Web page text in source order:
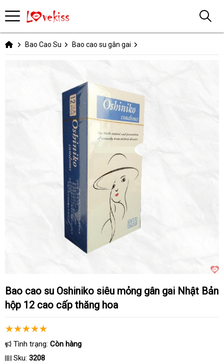
Bao Cao Su Bao cao su gân gai
Bao cao su Oshiniko siêu mỏng gân gai Nhật Bản
hộp 12 cao cấp thăng hoa
Tình trạng: Còn hàng
Sku: 3208